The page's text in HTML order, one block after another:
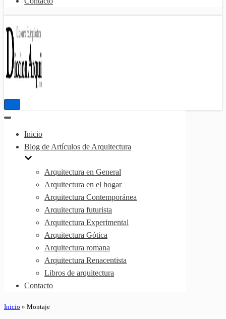
Menú
Menú
navegación
Inicio
Blog de Artículos de Arquitectura
Arquitectura en General
Arquitectura en el hogar
Arquitectura Contemporánea
Arquitectura futurista
Arquitectura Experimental
Arquitectura Gótica
Arquitectura romana
Arquitectura Renacentista
Libros de arquitectura
Contacto
Inicio » Montaje